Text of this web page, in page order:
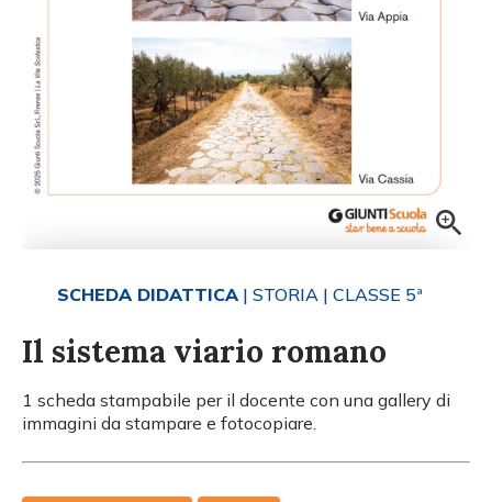
SCHEDA DIDATTICA | STORIA | CLASSE 5ª
Il sistema viario romano
1 scheda stampabile per il docente con una gallery di
immagini da stampare e fotocopiare.